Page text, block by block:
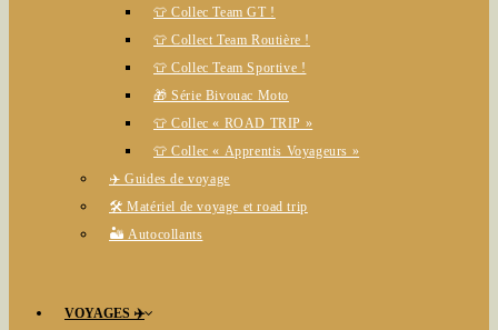
👕 Collec Team GT !
👕 Collect Team Routière !
👕 Collec Team Sportive !
🎁 Série Bivouac Moto
👕 Collec « ROAD TRIP »
👕 Collec « Apprentis Voyageurs »
✈️ Guides de voyage
🛠️ Matériel de voyage et road trip
🏜️ Autocollants
VOYAGES ✈️